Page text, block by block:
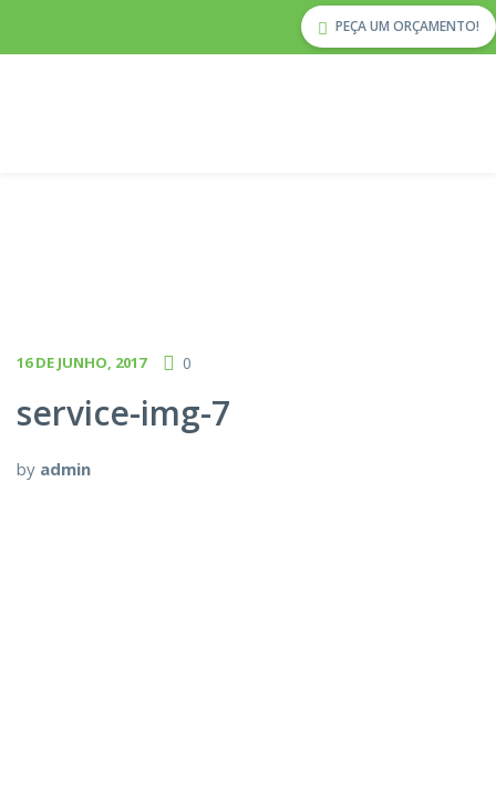
PEÇA UM ORÇAMENTO!
16 DE JUNHO, 2017 0
service-img-7
by admin